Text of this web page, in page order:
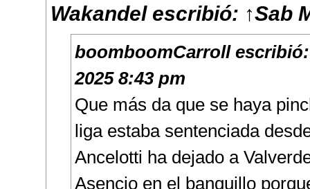
Wakandelescribió: ↑Sab
boomboomCarroll
2025 8:43 pm
Que más da que se haya
liga estaba sentenciada
Ancelotti ha dejado a
Asencio en el banquillo